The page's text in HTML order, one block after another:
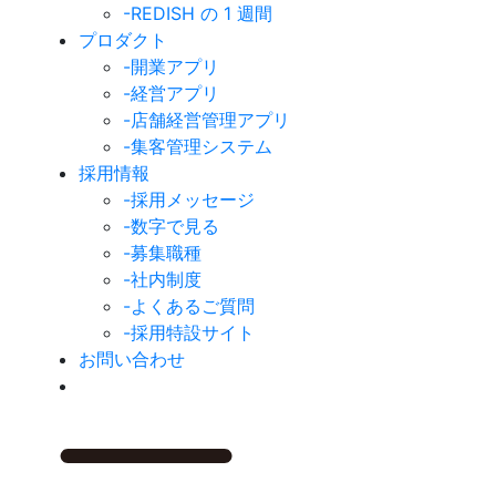
-REDISH の 1 週間
プロダクト
-開業アプリ
-経営アプリ
-店舗経営管理アプリ
-集客管理システム
採用情報
-採用メッセージ
-数字で見る
-募集職種
-社内制度
-よくあるご質問
-採用特設サイト
お問い合わせ